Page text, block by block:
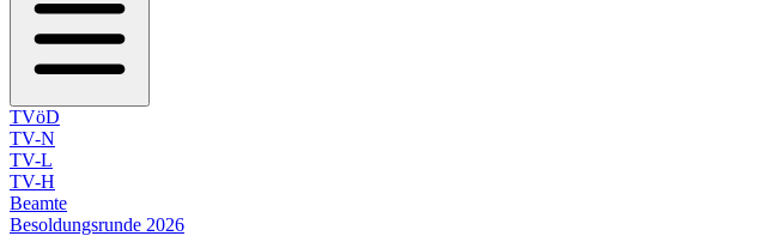
TVöD
TV-N
TV-L
TV-H
Beamte
Besoldungsrunde 2026